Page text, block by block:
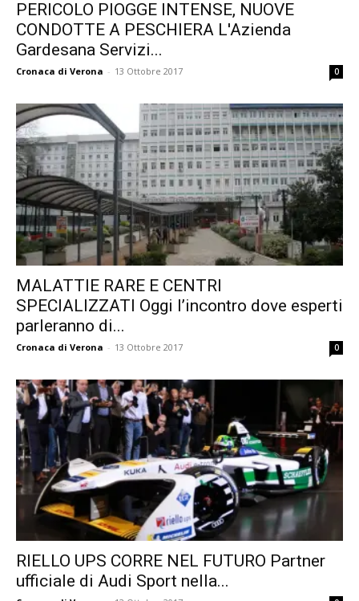
PERICOLO PIOGGE INTENSE, NUOVE
CONDOTTE A PESCHIERA L'Azienda
Gardesana Servizi...
Cronaca di Verona - 13 Ottobre 2017 0
MALATTIE RARE E CENTRI
SPECIALIZZATI Oggi l’incontro dove esperti
parleranno di...
Cronaca di Verona - 13 Ottobre 2017 0
RIELLO UPS CORRE NEL FUTURO Partner
ufficiale di Audi Sport nella...